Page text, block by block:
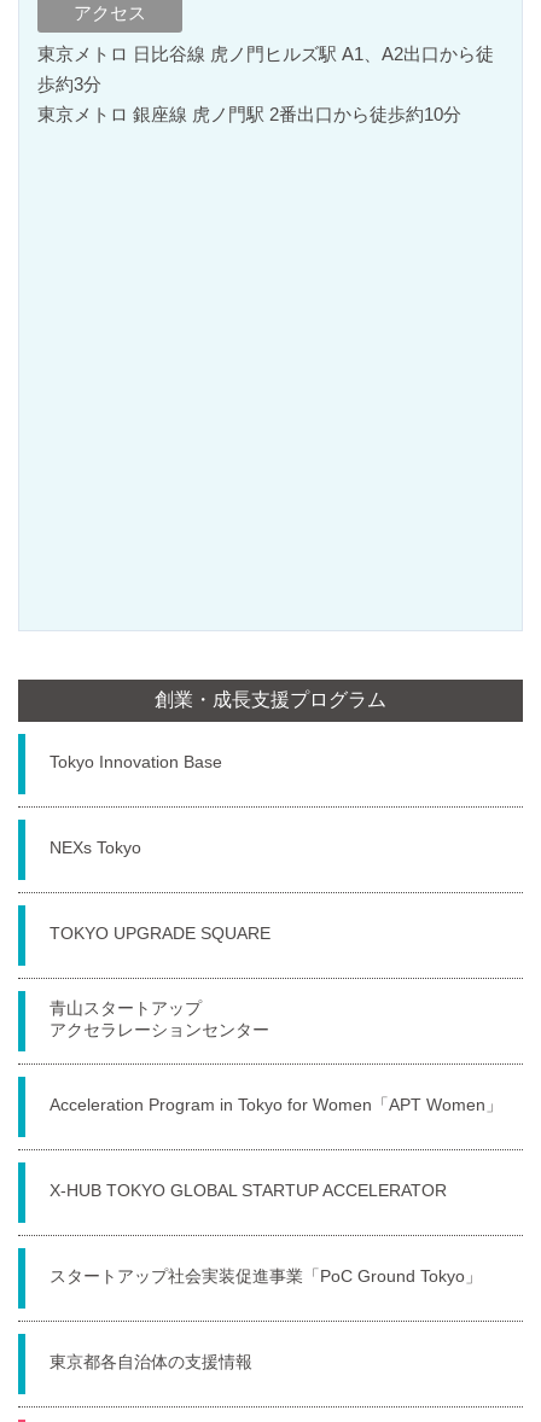
アクセス
東京メトロ 日比谷線 虎ノ門ヒルズ駅 A1、A2出口から徒
歩約3分
東京メトロ 銀座線 虎ノ門駅 2番出口から徒歩約10分
創業・成長支援プログラム
Tokyo Innovation Base
NEXs Tokyo
TOKYO UPGRADE SQUARE
青山スタートアップ
アクセラレーションセンター
Acceleration Program in Tokyo for Women「APT Women」
X-HUB TOKYO GLOBAL STARTUP ACCELERATOR
スタートアップ社会実装促進事業「PoC Ground Tokyo」
東京都各自治体の支援情報